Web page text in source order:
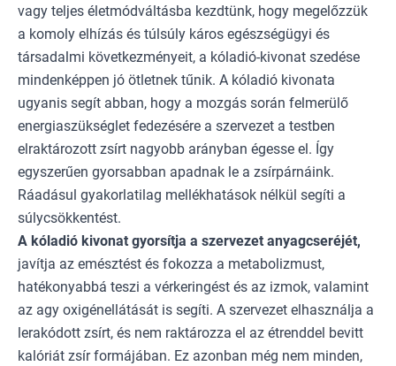
vagy teljes életmódváltásba kezdtünk, hogy megelőzzük
a komoly elhízás és túlsúly káros egészségügyi és
társadalmi következményeit, a kóladió-kivonat szedése
mindenképpen jó ötletnek tűnik. A kóladió kivonata
ugyanis segít abban, hogy a mozgás során felmerülő
energiaszükséglet fedezésére a szervezet a testben
elraktározott zsírt nagyobb arányban égesse el. Így
egyszerűen gyorsabban apadnak le a zsírpárnáink.
Ráadásul gyakorlatilag mellékhatások nélkül segíti a
súlycsökkentést.
A kóladió kivonat gyorsítja a szervezet anyagcseréjét,
javítja az emésztést és fokozza a metabolizmust,
hatékonyabbá teszi a vérkeringést és az izmok, valamint
az agy oxigénellátását is segíti. A szervezet elhasználja a
lerakódott zsírt, és nem raktározza el az étrenddel bevitt
kalóriát zsír formájában. Ez azonban még nem minden,